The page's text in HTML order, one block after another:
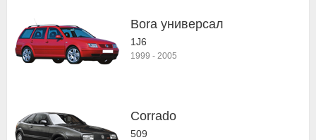
Bora универсал
1J6
1999 - 2005
Corrado
509